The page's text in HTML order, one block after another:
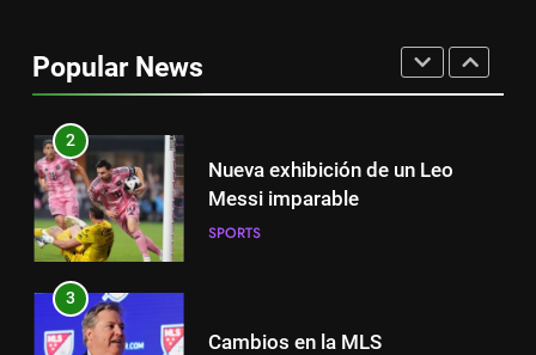
Popular News
el partido de Lewandowski
2
Nueva exhibición de un Leo
Messi imparable
SPORTS
3
Cambios en la MLS